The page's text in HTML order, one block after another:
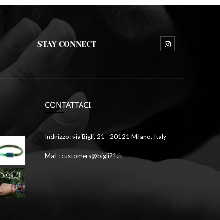
STAY CONNECT
9,
2023
galleria1
9,
2023
galleria7
CONTATTACI
Indirizzo: via Bigli, 21 - 20121 Milano, Italy
Mail : customers@bigli21.it